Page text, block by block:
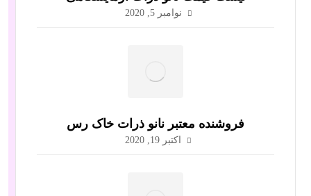
نوامبر 5, 2020
فروشنده معتبر نانو ذرات خاک رس
اکتبر 19, 2020